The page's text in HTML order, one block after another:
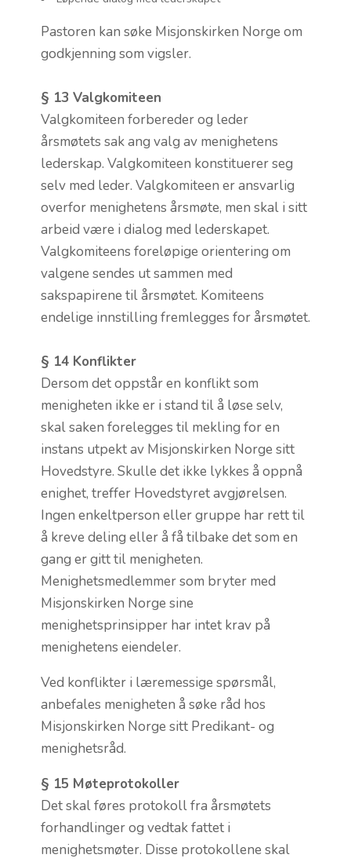
Pastoren kan søke Misjonskirken Norge om
godkjenning som vigsler.
§ 13 Valgkomiteen
Valgkomiteen forbereder og leder
årsmøtets sak ang valg av menighetens
lederskap. Valgkomiteen konstituerer seg
selv med leder. Valgkomiteen er ansvarlig
overfor menighetens årsmøte, men skal i sitt
arbeid være i dialog med lederskapet.
Valgkomiteens foreløpige orientering om
valgene sendes ut sammen med
sakspapirene til årsmøtet. Komiteens
endelige innstilling fremlegges for årsmøtet.
§ 14 Konflikter
Dersom det oppstår en konflikt som
menigheten ikke er i stand til å løse selv,
skal saken forelegges til mekling for en
instans utpekt av Misjonskirken Norge sitt
Hovedstyre. Skulle det ikke lykkes å oppnå
enighet, treffer Hovedstyret avgjørelsen.
Ingen enkeltperson eller gruppe har rett til
å kreve deling eller å få tilbake det som en
gang er gitt til menigheten.
Menighetsmedlemmer som bryter med
Misjonskirken Norge sine
menighetsprinsipper har intet krav på
menighetens eiendeler.
Ved konflikter i læremessige spørsmål,
anbefales menigheten å søke råd hos
Misjonskirken Norge sitt Predikant- og
menighetsråd.
§ 15 Møteprotokoller
Det skal føres protokoll fra årsmøtets
forhandlinger og vedtak fattet i
menighetsmøter. Disse protokollene skal